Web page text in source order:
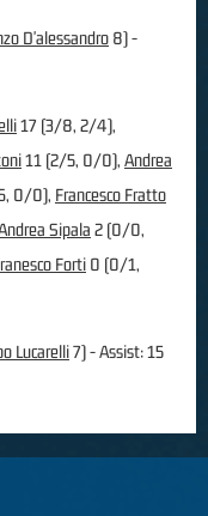
D'alessandro 8) -
17 (3/8, 2/4),
11 (2/5, 0/0), Andrea
0/0), Francesco Fratto
Sipala 2 (0/0,
Forti 0 (0/1,
Lucarelli7) - Assist: 15